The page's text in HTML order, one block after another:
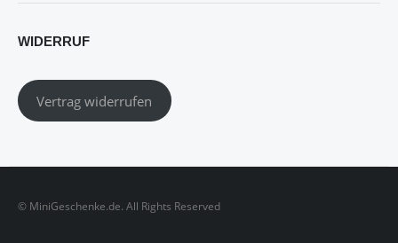
WIDERRUF
Vertrag widerrufen
© MiniGeschenke.de. All Rights Reserved